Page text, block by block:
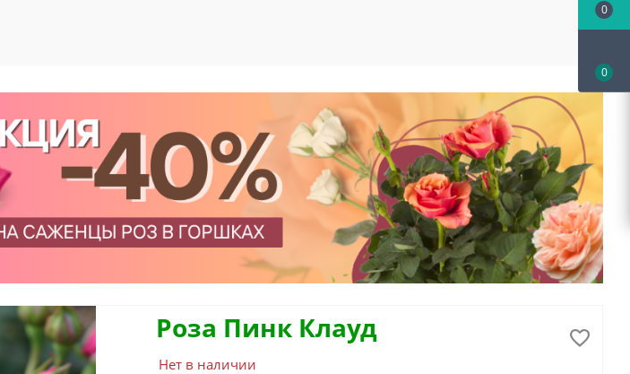
Роза Пинк Клауд
Нет в наличии
0
0